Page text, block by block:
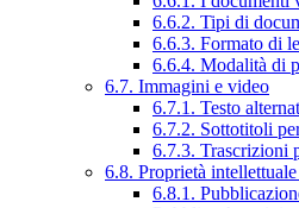
6.6.2. Tipi di
6.6.3. Formato di
6.6.4. Modalità di
6.7. Immagini e video
6.7.1. Testo
6.7.2. Sottotitoli
6.7.3. Trascrizioni
6.8. Proprietà
6.8.1.